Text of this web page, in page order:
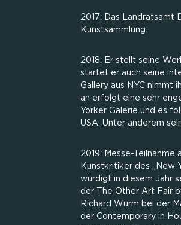
2017: Das Landratsamt
Kunstsammlung.
2018: Er stellt seine
startet er auch seine
Gallery aus NYC nimmt
an erfolgt eine sehr
Yorker Galerie und es
USA. Unter anderem
2019: Messe-Teilnahme
Kunstkritiker des „New
würdigt in diesem Jahr
der The Other Art Fair
Richard Wurm bei der
der Contemporary in